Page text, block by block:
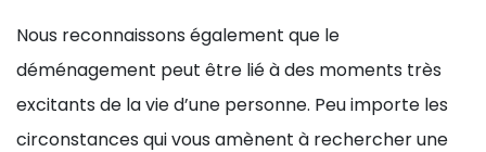
Nous reconnaissons également que le
déménagement peut être lié à des moments très
excitants de la vie d’une personne. Peu importe les
circonstances qui vous amènent à rechercher une